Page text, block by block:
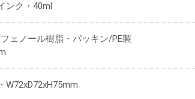
ンク・40ml
ェノール樹脂・パッキン/PE製
W72xD72xH75mm